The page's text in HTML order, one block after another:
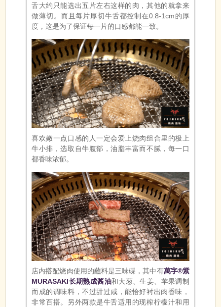
舌大约只能选出五片左右这样的肉，其他的就拿来
做薄切。而且每片厚切牛舌都控制在0.8-1cm的厚
度，这是为了保证每一片的口感都能一致。
喜欢嫩一点口感的人一定会爱上烧肉组合里的极上
牛小排，选取自牛腹部，油脂丰富而不腻，每一口
都香味浓郁。
店内搭配烧肉使用的蘸料是三味碟，其中有萬字®紫
MURASAKI长期熟成酱油和大葱、生姜、苹果调制
而成的调味料，不过甜过咸，能恰好衬出肉香味，
非常百搭。另外两款是牛舌适用的现榨柠檬汁和用